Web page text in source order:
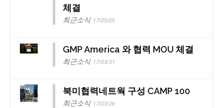
체결
최근소식 17/05/05
GMP America 와 협력 MOU 체결
최근소식 17/03/31
북미협력네트웍 구성 CAMP 100
최근소식 17/03/26